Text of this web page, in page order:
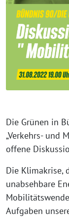
Die Grünen in
„Verkehrs- und
offene
Die Klimakrise,
unabsehbare
Aufgaben